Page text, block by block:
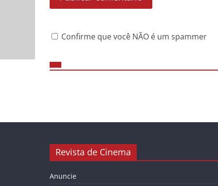
Confirme que você NÃO é um spammer
Revista de Cinema
Anuncie